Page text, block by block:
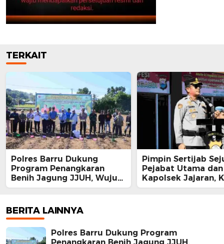
TERKAIT
Polres Barru Dukung
Program Penangkaran
Benih Jagung JJUH, Wujud
Sinergi Ketahanan Pangan
Pimpin Sertijab
Pejabat Utama dan
Kapolsek Jajaran,
Barru Harap
BERITA LAINNYA
Polres Barru Dukung Program